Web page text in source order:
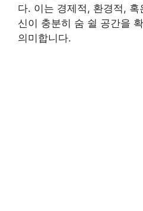
다. 이는 경제적, 환경적,
신이 충분히 숨 쉴 공간을
의미합니다.